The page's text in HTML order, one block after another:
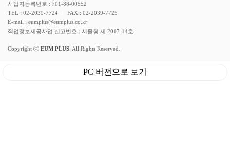
사업자등록번호 : 701-88-00552
TEL : 02-2039-7724
FAX : 02-2039-7725
E-mail : eumplus@eumplus.co.kr
직업정보제공사업 신고번호 : 서울청 제 2017-14호
Copyright ⓒ EUM PLUS . All Rights Reserved.
PC 버전으로 보기